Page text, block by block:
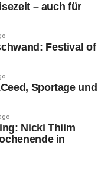
– auch für
Festival of
Sportage und
Nicki Thiim
in